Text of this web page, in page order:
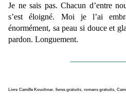
Je ne sais pas. Chacun d’entre
s’est éloigné. Moi je l’ai
énormément, sa peau si douce et
pardon. Longuement.
Livre Camille Kouchner livres gratuits romans gratuits ,